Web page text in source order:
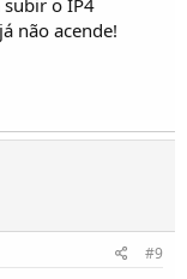
não acende!
#9